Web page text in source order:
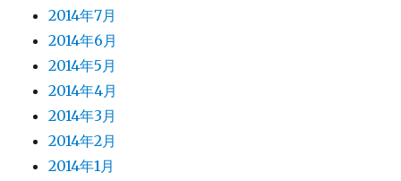
2014年7月
2014年6月
2014年5月
2014年4月
2014年3月
2014年2月
2014年1月